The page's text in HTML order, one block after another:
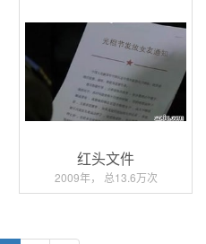
红头文件
2009年， 总13.6万次